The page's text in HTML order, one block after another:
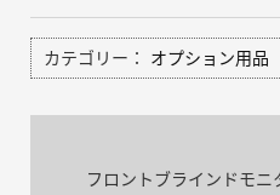
カテゴリー： オプション用品
フロントブラインドモ